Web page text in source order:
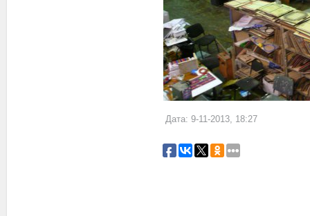
Дата: 9-11-2013, 18:27